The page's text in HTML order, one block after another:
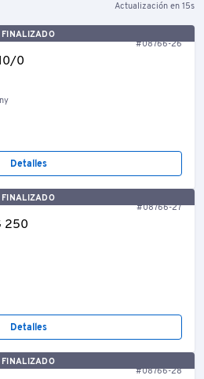
Actualización en 15s
FINALIZADO
#08766-26
0
Detalles
FINALIZADO
#08766-27
250
Detalles
FINALIZADO
#08766-28